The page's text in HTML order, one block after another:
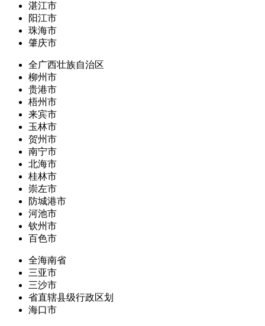
湛江市
阳江市
珠海市
肇庆市
全广西壮族自治区
柳州市
贵港市
梧州市
来宾市
玉林市
贺州市
南宁市
北海市
桂林市
崇左市
防城港市
河池市
钦州市
百色市
全海南省
三亚市
三沙市
省直辖县级行政区划
海口市